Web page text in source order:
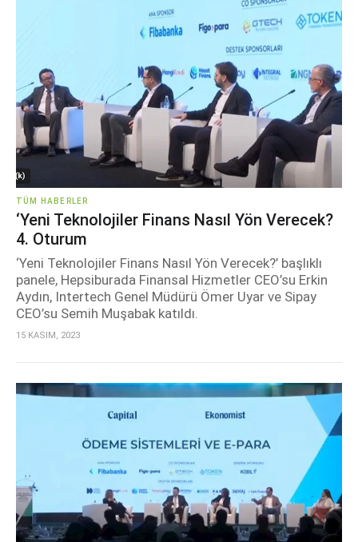
TÜM HABERLER
‘Yeni Teknolojiler Finans Nasıl Yön Verecek?
4. Oturum
‘Yeni Teknolojiler Finans Nasıl Yön Verecek?’ başlıklı
panele, Hepsiburada Finansal Hizmetler CEO’su Erkin
Aydın, Intertech Genel Müdürü Ömer Uyar ve Sipay
CEO’su Semih Muşabak katıldı.
15 KASIM, 2023